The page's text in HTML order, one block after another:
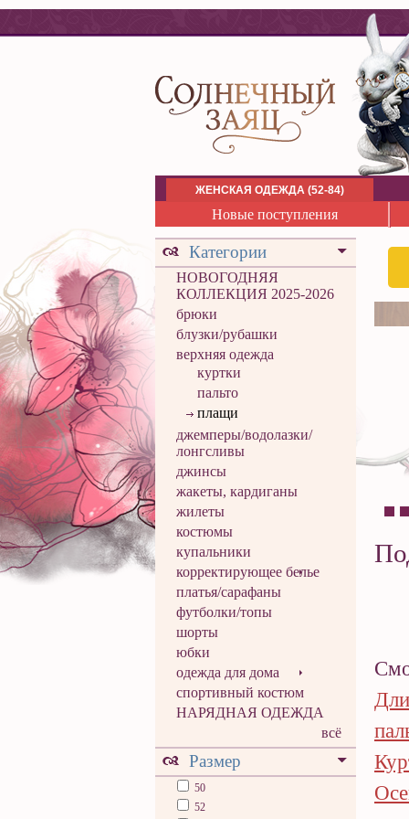
ЖЕНСКАЯ ОДЕЖДА (52-84)
Новые поступления
Категории
НОВОГОДНЯЯ
КОЛЛЕКЦИЯ 2025-2026
брюки
блузки/рубашки
верхняя одежда
куртки
пальто
плащи
джемперы/водолазки/
лонгсливы
джинсы
жакеты, кардиганы
жилеты
костюмы
купальники
корректирующее белье
платья/сарафаны
футболки/топы
шорты
юбки
одежда для дома
спортивный костюм
НАРЯДНАЯ ОДЕЖДА
всё
Размер
50
52